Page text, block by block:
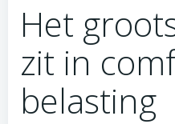
Het
zit in
belasting